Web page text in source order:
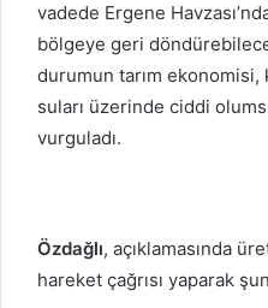
vadede Ergene
bölgeye geri
durumun tarım ekonomisi,
suları üzerinde ciddi
vurguladı.
Özdağlı, açıklamasında
hareket çağrısı yaparak